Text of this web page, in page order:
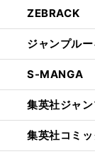
ZEBRACK
ジャンプルー
S-MANGA
集英社ジャ
集英社コミ